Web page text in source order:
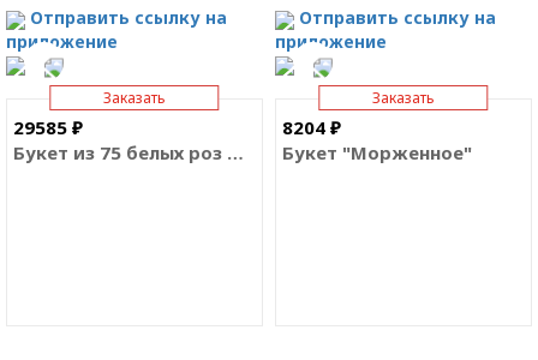
Отправить ссылку на
приложение
Отправить ссылку на
приложение
Заказать
29585 ₽
Букет из 75 белых роз Премиум Эквадор
Заказать
8204 ₽
Букет "Морженное"